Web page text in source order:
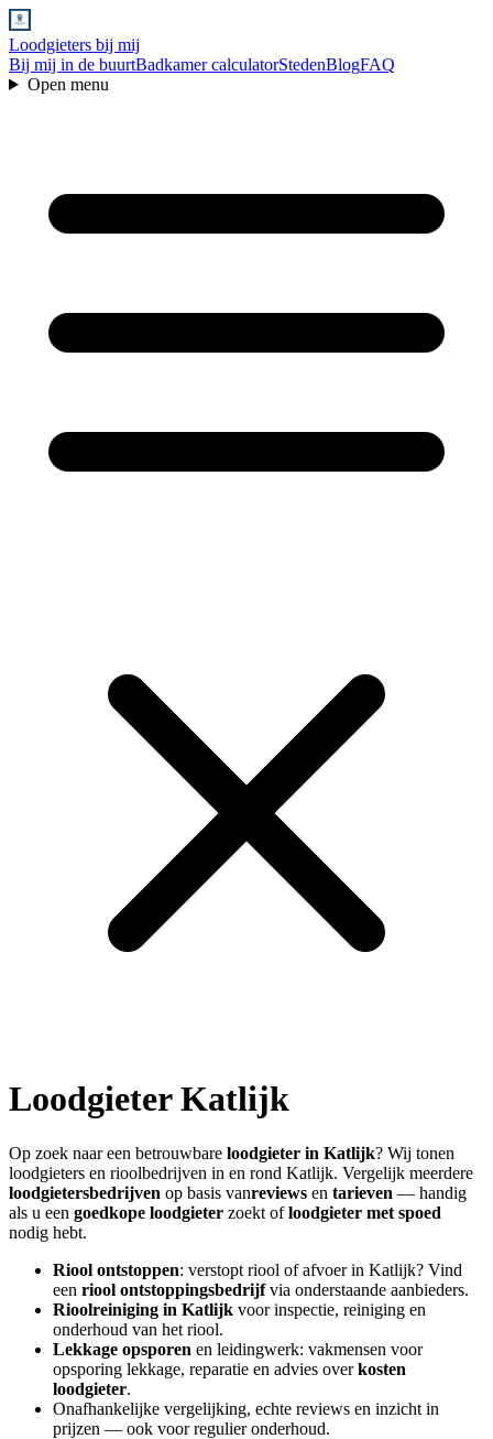
Loodgieters bij mij
Bij mij in de buurtBadkamer calculatorStedenBlogFAQ
Open menu
LoodgieterKatlijk
Op zoek naar een betrouwbare loodgieter in Katlijk? Wij tonen
loodgieters en rioolbedrijven in en rond Katlijk. Vergelijk meerdere
loodgietersbedrijven op basis vanreviews en tarieven — handig
als u een goedkope loodgieter zoekt ofloodgieter met spoed
nodig hebt.
Riool ontstoppen: verstopt riool of afvoer in Katlijk? Vind
een riool ontstoppingsbedrijfvia onderstaande aanbieders.
Rioolreiniging in Katlijk voor inspectie, reiniging en
onderhoud van het riool.
Lekkage opsporen en leidingwerk: vakmensen voor
opsporing lekkage, reparatie en advies overkosten
loodgieter.
Onafhankelijke vergelijking, echte reviews en inzicht in
prijzen — ook voor regulier onderhoud.